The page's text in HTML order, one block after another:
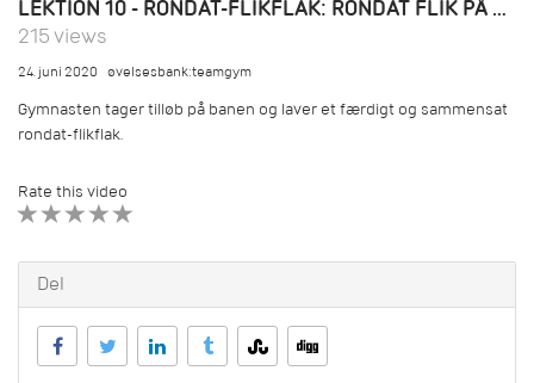
LEKTION 10 - RONDAT-FLIKFLAK: RONDAT FLIK PÅ BANE
215 views
24. juni 2020 øvelsesbank:teamgym
Gymnasten tager tilløb på banen og laver et færdigt og sammensat
rondat-flikflak.
Rate this video
Del